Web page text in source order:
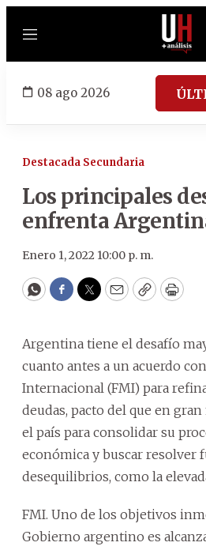
Menú
08 ago 2026
Destacada Secundaria
Los principales
enfrenta
Enero 1, 2022 10:00 p. m.
WhatsApp
Facebook
Twitter
EmailCopyPrint
Argentina tiene el desafío
cuanto antes a un acuerdo
Internacional (FMI) para
deudas, pacto del que en
el país para consolidar su
económica y buscar resolver
desequilibrios, como la
FMI. Uno de los objetivos
Gobierno argentino es